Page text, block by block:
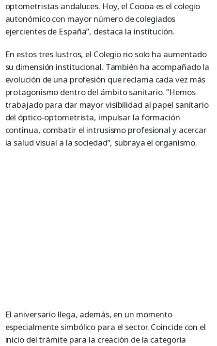
optometristas andaluces. Hoy, el Coooa es el colegio
autonómico con mayor número de colegiados
ejercientes de España”, destaca la institución.
En estos tres lustros, el Colegio no solo ha aumentado
su dimensión institucional. También ha acompañado la
evolución de una profesión que reclama cada vez más
protagonismo dentro del ámbito sanitario. “Hemos
trabajado para dar mayor visibilidad al papel sanitario
del óptico-optometrista, impulsar la formación
continua, combatir el intrusismo profesional y acercar
la salud visual a la sociedad”, subraya el organismo.
El aniversario llega, además, en un momento
especialmente simbólico para el sector. Coincide con el
inicio del trámite para la creación de la categoría